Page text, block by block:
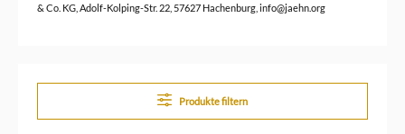
& Co. KG, Adolf-Kolping-Str. 22, 57627 Hachenburg, info@jaehn.org
Produkte filtern